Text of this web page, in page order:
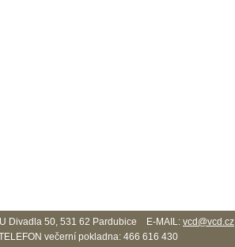
Divadla 50, 531 62 Pardubice E-MAIL: vcd@vcd.cz
večerní pokladna: 466 616 430